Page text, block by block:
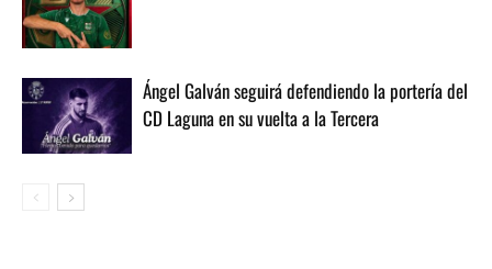
Ángel Galván seguirá defendiendo la portería del
CD Laguna en su vuelta a la Tercera